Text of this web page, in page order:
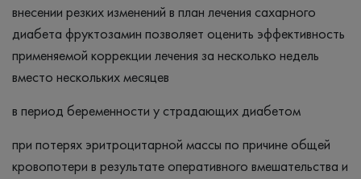
внесении резких изменений в план лечения сахарного
диабета фруктозамин позволяет оценить эффективность
применяемой коррекции лечения за несколько недель
вместо нескольких месяцев
в период беременности у страдающих диабетом
при потерях эритроцитарной массы по причине общей
кровопотери в результате оперативного вмешательства и